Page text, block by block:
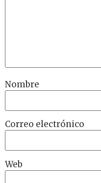
Nombre
Correo electrónico
Web